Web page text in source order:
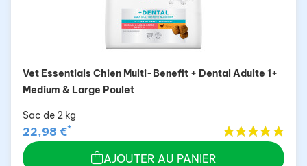
Vet Essentials Chien Multi-Benefit + Dental Adulte 1+
Medium & Large Poulet
Sac de 2 kg
22,98 €*
AJOUTER AU PANIER